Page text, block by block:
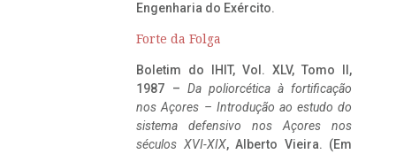
Engenharia do Exército.
Forte da Folga
Boletim do IHIT, Vol. XLV, Tomo II,
1987 – Da poliorcética à fortificação
nos Açores – Introdução ao estudo do
sistema defensivo nos Açores nos
séculos XVI-XIX, Alberto Vieira. (Em